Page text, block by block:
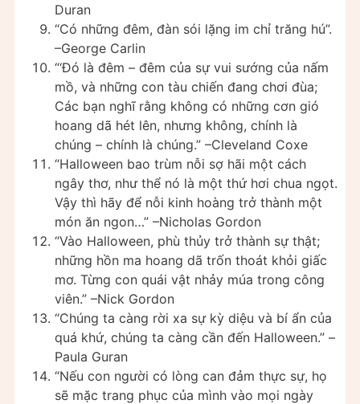
Duran
“Có những đêm, đàn sói lặng im chỉ trăng hú”.
–George Carlin
“‘Đó là đêm – đêm của sự vui sướng của nấm
mồ, và những con tàu chiến đang chơi đùa;
Các bạn nghĩ rằng không có những cơn gió
hoang dã hét lên, nhưng không, chính là
chúng – chính là chúng.” –Cleveland Coxe
“Halloween bao trùm nỗi sợ hãi một cách
ngây thơ, như thể nó là một thứ hơi chua ngọt.
Vậy thì hãy để nỗi kinh hoàng trở thành một
món ăn ngon…” –Nicholas Gordon
“Vào Halloween, phù thủy trở thành sự thật;
những hồn ma hoang dã trốn thoát khỏi giấc
mơ. Từng con quái vật nhảy múa trong công
viên.” –Nick Gordon
“Chúng ta càng rời xa sự kỳ diệu và bí ẩn của
quá khứ, chúng ta càng cần đến Halloween.” –
Paula Guran
“Nếu con người có lòng can đảm thực sự, họ
sẽ mặc trang phục của mình vào mọi ngày